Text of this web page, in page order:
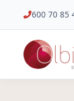
600 70 85